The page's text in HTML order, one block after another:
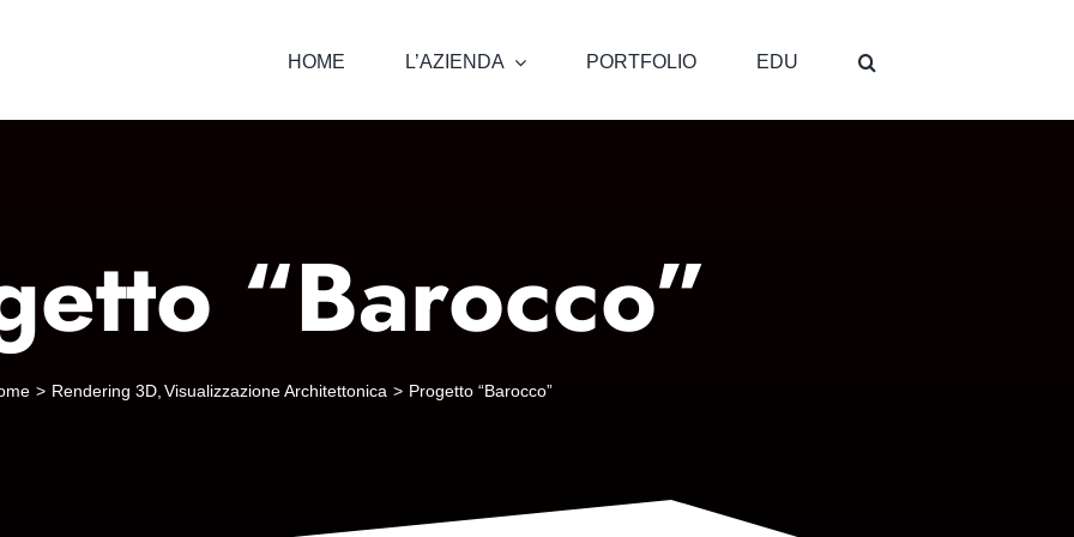
HOME L’AZIENDA PORTFOLIO EDU
“Barocco”
Rendering 3D Visualizzazione Architettonica Progetto “Barocco”